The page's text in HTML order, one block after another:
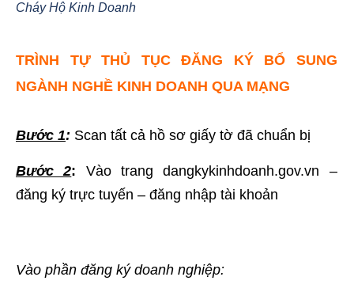
Cháy Hộ Kinh Doanh
TRÌNH TỰ THỦ TỤC ĐĂNG KÝ BỔ SUNG
NGÀNH NGHỀ KINH DOANH QUA MẠNG
Bước 1: Scan tất cả hồ sơ giấy tờ đã chuẩn bị
Bước 2: Vào trang dangkykinhdoanh.gov.vn –
đăng ký trực tuyến – đăng nhập tài khoản
Vào phần đăng ký doanh nghiệp: